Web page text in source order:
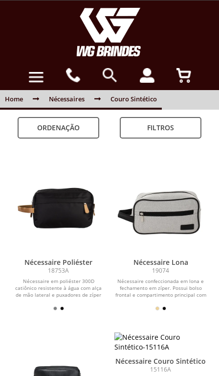
Home Nécessaires Couro Sintético
ORDENAÇÃO FILTROS
Nécessaire Poliéster
18753A
Nécessaire em poliéster 300D
catiônico resistente à água com alça
de mão lateral e puxadores de zíper
Nécessaire Lona
19074
Nécessaire confeccionada em lona e
fechamento em zíper. Possui bolso
frontal e compartimento principal com
Nécessaire Couro Sintético
15116A